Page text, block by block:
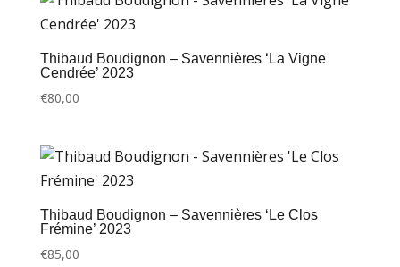
Thibaud Boudignon – Savennières ‘La Vigne
Cendrée’ 2023
€80,00
Thibaud Boudignon – Savennières ‘Le Clos
Frémine’ 2023
€85,00